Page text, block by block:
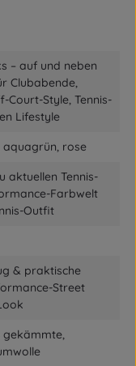
– auf und neben
Clubabende,
Court-Style, Tennis-
Lifestyle
aquagrün, rose
aktuellen Tennis-
Farbwelt
Outfit
& praktische
Street
gekämmte,